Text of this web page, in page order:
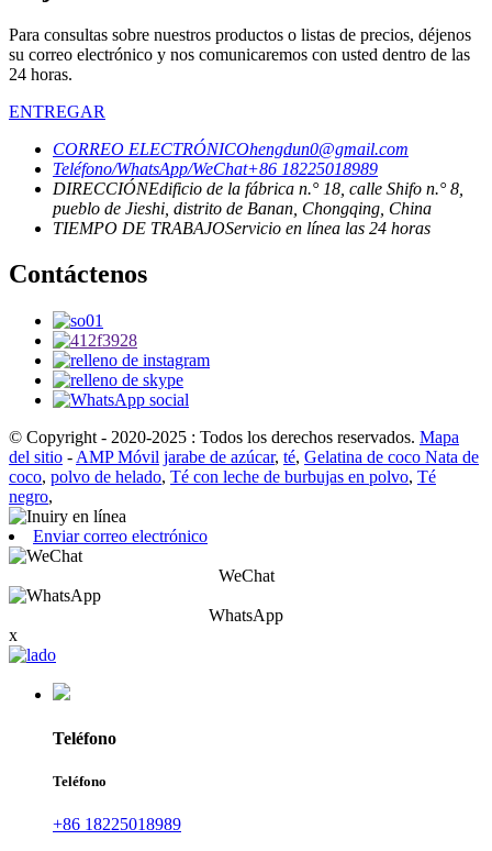
Para consultas sobre nuestros productos o listas de precios, déjenos
su correo electrónico y nos comunicaremos con usted dentro de las
24 horas.
ENTREGAR
CORREO ELECTRÓNICOhengdun0@gmail.com
Teléfono/WhatsApp/WeChat+86 18225018989
DIRECCIÓNEdificio de la fábrica n.° 18, calle Shifo n.° 8,
pueblo de Jieshi, distrito de Banan, Chongqing, China
TIEMPO DE TRABAJOServicio en línea las 24 horas
Contáctenos
© Copyright - 2020-2025 : Todos los derechos reservados. Mapa
del sitio - AMP Móvil jarabe de azúcar, té, Gelatina de coco Nata de
coco, polvo de helado, Té con leche de burbujas en polvo, Té
negro,
Enviar correo electrónico
WeChat
WhatsApp
x
Teléfono
Teléfono
+86 18225018989